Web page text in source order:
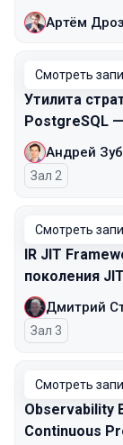
Артём
Смотреть
Утилита
PostgreSQL
Андрей
Зал 2
Смотреть
IR JIT
поколения
Дмитрий
Зал 3
Смотреть
Observability
Continuous